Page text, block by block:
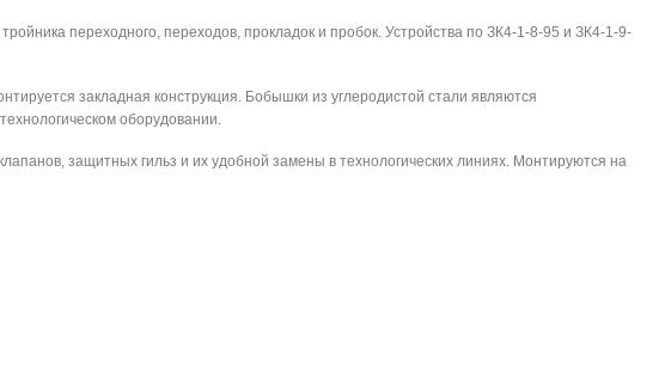
переходного, переходов, прокладок и пробок. Устройства по ЗК4-1-8-95 и ЗК4-1-9-
закладная конструкция. Бобышки из углеродистой стали являются
оборудовании.
защитных гильз и их удобной замены в технологических линиях. Монтируются на